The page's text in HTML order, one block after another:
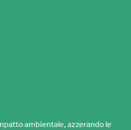
ambientale, azzerando le